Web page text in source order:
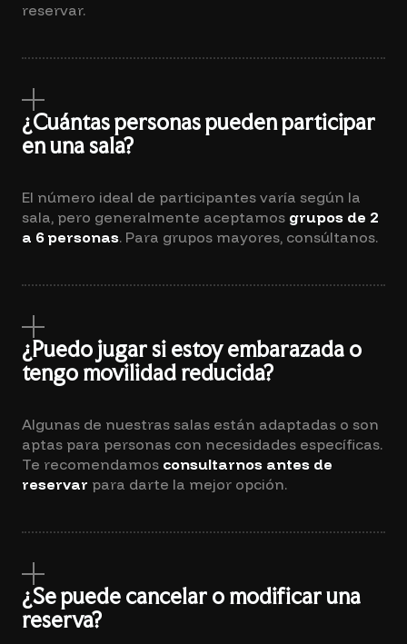
reservar.
¿Cuántas personas pueden participar
en una sala?
El número ideal de participantes varía según la
sala, pero generalmente aceptamos grupos de 2
a 6 personas. Para grupos mayores, consúltanos.
¿Puedo jugar si estoy embarazada o
tengo movilidad reducida?
Algunas de nuestras salas están adaptadas o son
aptas para personas con necesidades específicas.
Te recomendamos consultarnos antes de
reservar para darte la mejor opción.
¿Se puede cancelar o modificar una
reserva?